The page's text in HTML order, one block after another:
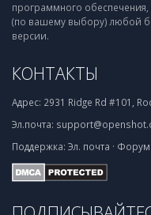
программного
(по вашему выбору) любой
версии.
КОНТАКТЫ
Адрес: 2931 Ridge Rd #101,
Эл.почта:
Поддержка: Эл. почта · Форум